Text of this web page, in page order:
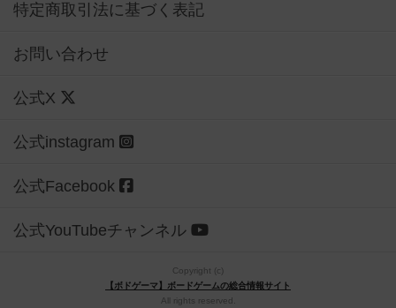
特定商取引法に基づく表記
お問い合わせ
公式X
公式instagram
公式Facebook
公式YouTubeチャンネル
Copyright (c)
【ボドゲーマ】ボードゲームの総合情報サイト
All rights reserved.